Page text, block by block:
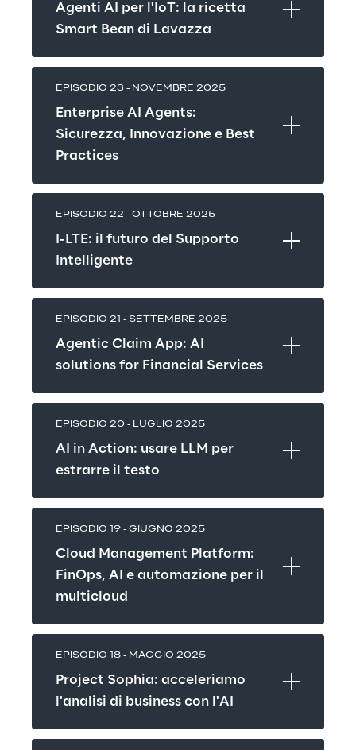
Agenti AI per l'IoT: la ricetta
Smart Bean di Lavazza
EPISODIO 23 - NOVEMBRE 2025
Enterprise AI Agents:
Sicurezza, Innovazione e Best
Practices
EPISODIO 22 - OTTOBRE 2025
I-LTE: il futuro del Supporto
Intelligente
EPISODIO 21 - SETTEMBRE 2025
Agentic Claim App: AI
solutions for Financial Services
EPISODIO 20 - LUGLIO 2025
AI in Action: usare LLM per
estrarre il testo
EPISODIO 19 - GIUGNO 2025
Cloud Management Platform:
FinOps, AI e automazione per il
multicloud
EPISODIO 18 - MAGGIO 2025
Project Sophia: acceleriamo
l'analisi di business con l'AI